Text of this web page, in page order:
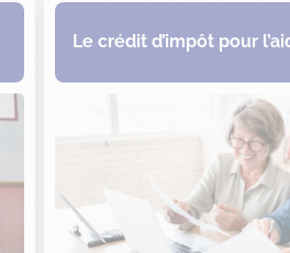
Le crédit d’impôt pour